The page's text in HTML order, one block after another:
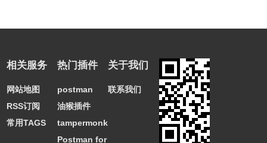
相关服务
网站地图
RSS订阅
常用TAGS
热门插件
postman
油猴插件
tampermonkey
Postman for
关于我们
联系我们